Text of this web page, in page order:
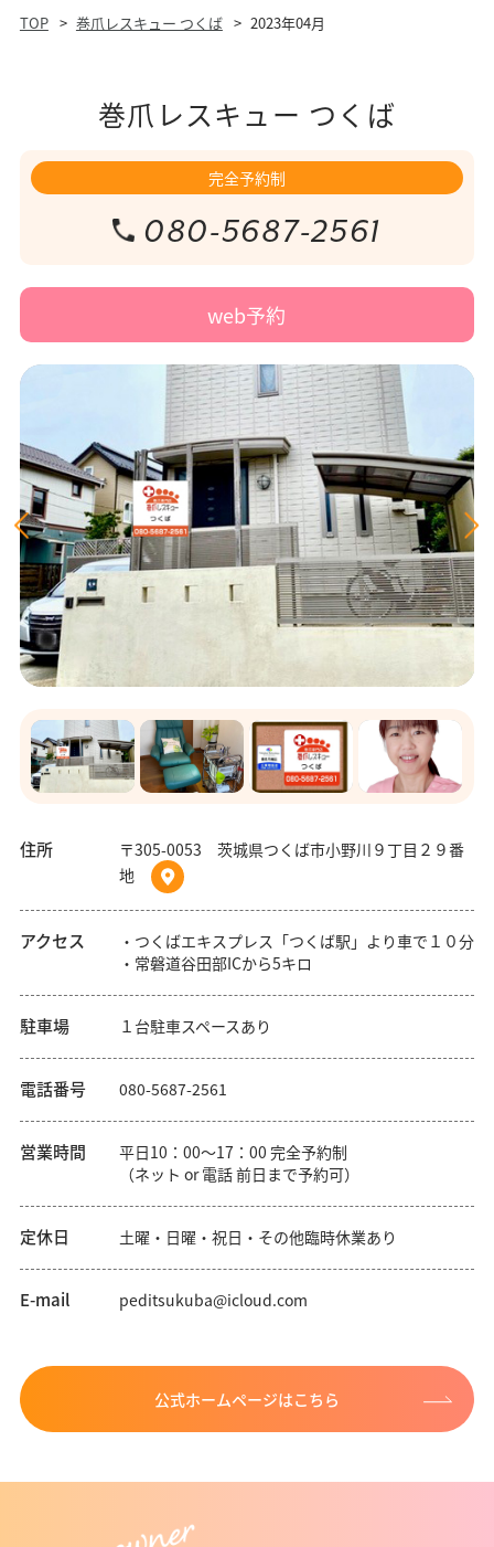
TOP 巻爪レスキュー つくば 2023年04月
巻爪レスキュー つくば
完全予約制
080-5687-2561
web予約
住所
〒305-0053 茨城県つくば市小野川９丁目２９番
地
アクセス
・つくばエキスプレス「つくば駅」より車で１０分
・常磐道谷田部ICから5キロ
駐車場 １台駐車スペースあり
電話番号 080-5687-2561
営業時間
平日10：00～17：00 完全予約制
（ネット or 電話 前日まで予約可）
定休日 土曜・日曜・祝日・その他臨時休業あり
E-mail peditsukuba@icloud.com
公式ホームページはこちら